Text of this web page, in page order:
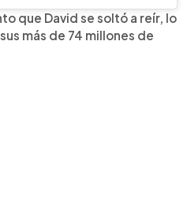
que David se soltó a reír, lo
más de 74 millones de